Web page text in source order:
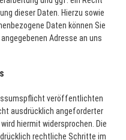
dieser Daten. Hierzu sowie
Daten können Sie
Adresse an uns
veröffentlichten
ausdrücklich angeforderter
hiermit widersprochen. Die
rechtliche Schritte im